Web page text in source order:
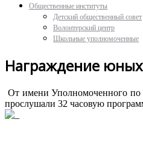
Общественные институты
Детский общественный совет
Волонтерский центр
Школьные уполномоченные
Награждение
От имени Уполномоченного по
прослушали 32 часовую